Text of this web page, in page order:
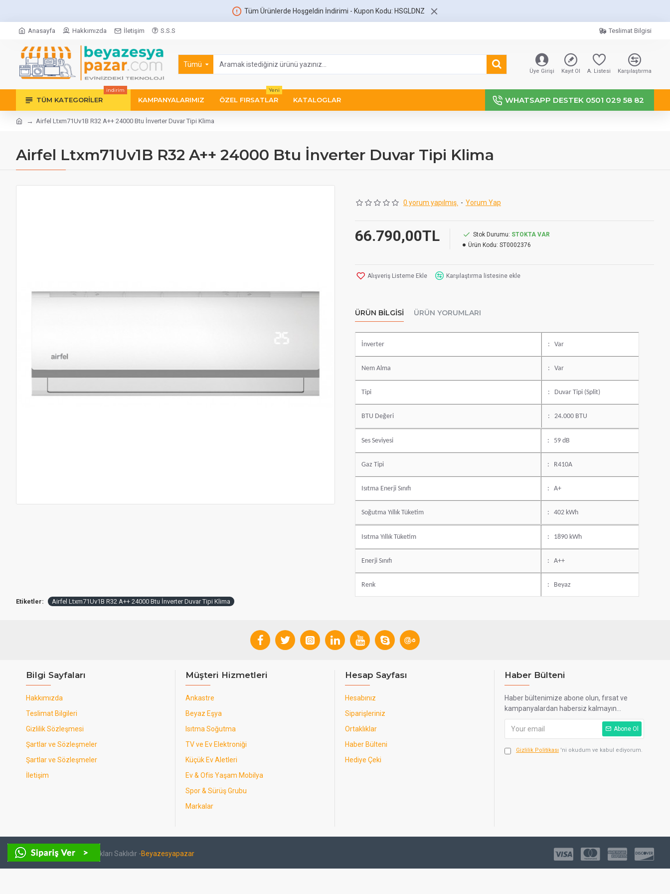
Tüm Ürünlerde Hoşgeldin İndirimi - Kupon Kodu: HSGLDNZ
Anasayfa Hakkımızda İletişim S.S.S Teslimat Bilgisi
Tümü
Üye Girişi Kayıt Ol A. Listesi Karşılaştırma
TÜM KATEGORILER
indirim
KAMPANYALARIMIZ ÖZEL FIRSATLAR
Yeni
KATALOGLAR WHATSAPP DESTEK 0501 029 58 82
Airfel Ltxm71Uv1B R32 A++ 24000 Btu İnverter Duvar Tipi Klima
Airfel Ltxm71Uv1B R32 A++ 24000 Btu İnverter Duvar Tipi Klima
0 yorum yapılmış. - Yorum Yap
66.790,00TL Stok Durumu: STOKTA VAR
Ürün Kodu: ST0002376
Alışveriş Listeme Ekle Karşılaştırma listesine ekle
ÜRÜN BILGISI ÜRÜN YORUMLARI
İnverter : Var
Nem Alma : Var
Tipi : Duvar Tipi (Split)
BTU Değeri : 24.000 BTU
Ses Seviyesi : 59 dB
Gaz Tipi : R410A
Isıtma Enerji Sınıfı : A+
Soğutma Yıllık Tüketim : 402 kWh
Isıtma Yıllık Tüketim : 1890 kWh
Enerji Sınıfı : A++
Renk : Beyaz
Etiketler: Airfel Ltxm71Uv1B R32 A++ 24000 Btu İnverter Duvar Tipi Klima
Bilgi Sayfaları
Hakkımızda
Teslimat Bilgileri
Gizlilik Sözleşmesi
Şartlar ve Sözleşmeler
Şartlar ve Sözleşmeler
İletişim
Müşteri Hizmetleri
Ankastre
Beyaz Eşya
Isıtma Soğutma
TV ve Ev Elektroniği
Küçük Ev Aletleri
Ev & Ofis Yaşam Mobilya
Spor & Sürüş Grubu
Markalar
Hesap Sayfası
Hesabınız
Siparişleriniz
Ortaklıklar
Haber Bülteni
Hediye Çeki
Haber Bülteni
Haber bültenimize abone olun, fırsat ve
kampanyalardan habersiz kalmayın...
Abone Ol
Gizlilik Politikası 'ni okudum ve kabul ediyorum.
Copyright © 2024- Tüm Hakları Saklıdır -Beyazesyapazar